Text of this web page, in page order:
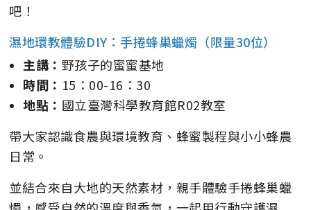
吧！
濕地環教體驗DIY：手捲蜂巢蠟燭（限量30位）
主講： 野孩子的蜜蜜基地
時間： 15：00-16：30
地點： 國立臺灣科學教育館R02教室
帶大家認識食農與環境教育、蜂蜜製程與小小蜂農
日常。
並結合來自大地的天然素材，親手體驗手捲蜂巢蠟